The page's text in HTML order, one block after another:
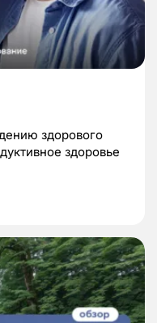
здорового
здоровье